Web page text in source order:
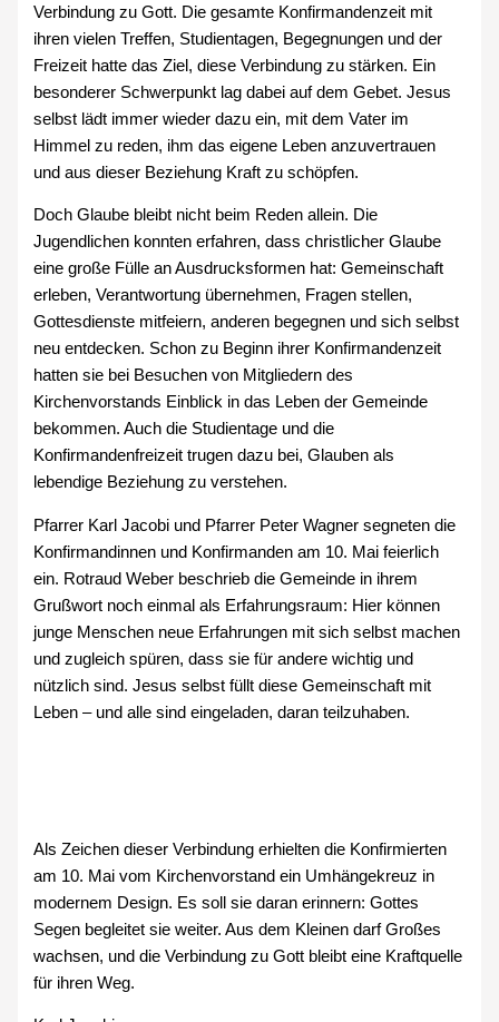
Verbindung zu Gott. Die gesamte Konfirmandenzeit mit
ihren vielen Treffen, Studientagen, Begegnungen und der
Freizeit hatte das Ziel, diese Verbindung zu stärken. Ein
besonderer Schwerpunkt lag dabei auf dem Gebet. Jesus
selbst lädt immer wieder dazu ein, mit dem Vater im
Himmel zu reden, ihm das eigene Leben anzuvertrauen
und aus dieser Beziehung Kraft zu schöpfen.
Doch Glaube bleibt nicht beim Reden allein. Die
Jugendlichen konnten erfahren, dass christlicher Glaube
eine große Fülle an Ausdrucksformen hat: Gemeinschaft
erleben, Verantwortung übernehmen, Fragen stellen,
Gottesdienste mitfeiern, anderen begegnen und sich selbst
neu entdecken. Schon zu Beginn ihrer Konfirmandenzeit
hatten sie bei Besuchen von Mitgliedern des
Kirchenvorstands Einblick in das Leben der Gemeinde
bekommen. Auch die Studientage und die
Konfirmandenfreizeit trugen dazu bei, Glauben als
lebendige Beziehung zu verstehen.
Pfarrer Karl Jacobi und Pfarrer Peter Wagner segneten die
Konfirmandinnen und Konfirmanden am 10. Mai feierlich
ein. Rotraud Weber beschrieb die Gemeinde in ihrem
Grußwort noch einmal als Erfahrungsraum: Hier können
junge Menschen neue Erfahrungen mit sich selbst machen
und zugleich spüren, dass sie für andere wichtig und
nützlich sind. Jesus selbst füllt diese Gemeinschaft mit
Leben – und alle sind eingeladen, daran teilzuhaben.
Als Zeichen dieser Verbindung erhielten die Konfirmierten
am 10. Mai vom Kirchenvorstand ein Umhängekreuz in
modernem Design. Es soll sie daran erinnern: Gottes
Segen begleitet sie weiter. Aus dem Kleinen darf Großes
wachsen, und die Verbindung zu Gott bleibt eine Kraftquelle
für ihren Weg.